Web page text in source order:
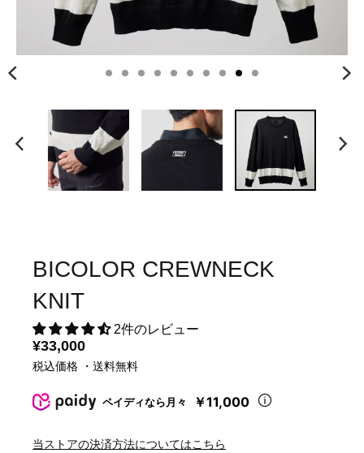
BICOLOR CREWNECK
KNIT
2件のレビュー
¥33,000
税込価格 ・送料無料
ペイディなら月々 ￥11,000
当ストアの決済方法についてはこちら